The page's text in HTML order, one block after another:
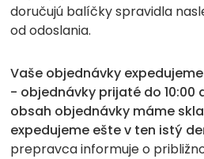
doručujú balíčky spravidla
od odoslania.
Vaše objednávky
- objednávky prijaté do 10:00
obsah objednávky máme
expedujeme ešte v ten istý
prepravca informuje o